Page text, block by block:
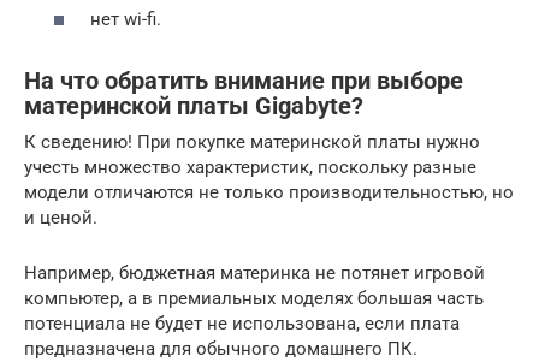
нет wi-fi.
На что обратить внимание при выборе
материнской платы Gigabyte?
К сведению! При покупке материнской платы нужно
учесть множество характеристик, поскольку разные
модели отличаются не только производительностью, но
и ценой.
Например, бюджетная материнка не потянет игровой
компьютер, а в премиальных моделях большая часть
потенциала не будет не использована, если плата
предназначена для обычного домашнего ПК.